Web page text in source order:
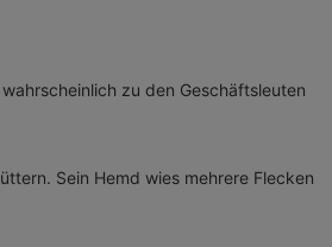
zu den Geschäftsleuten
Sein Hemd wies mehrere Flecken